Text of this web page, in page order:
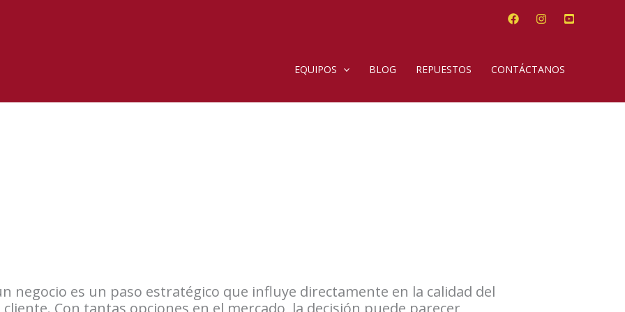
EQUIPOS BLOG REPUESTOS CONTÁCTANOS
negocio es un paso estratégico que influye directamente en la calidad del